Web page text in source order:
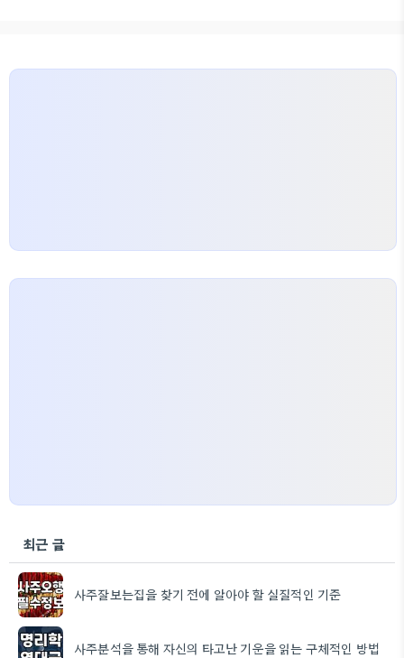
최근 글
사주잘보는집을 찾기 전에 알아야 할 실질적인 기준
사주분석을 통해 자신의 타고난 기운을 읽는 구체적인 방법